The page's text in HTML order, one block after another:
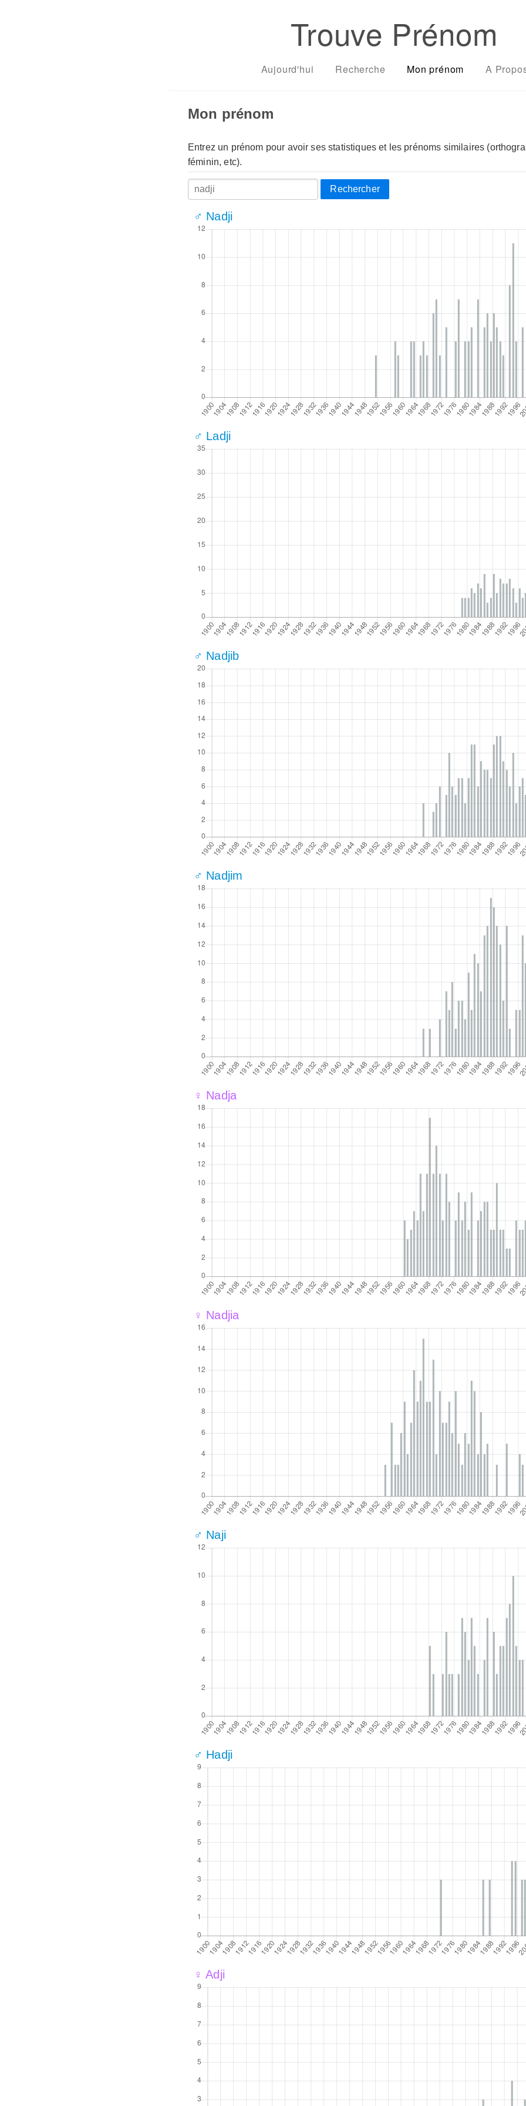
Trouve Prénom
Aujourd'hui Recherche Mon prénom A
Mon prénom
Entrez un prénom pour avoir ses statistiques et les prénoms similaires
féminin, etc).
Rechercher
♂ Nadji
♂ Ladji
♂ Nadjib
♂ Nadjim
♀ Nadja
♀ Nadjia
♂ Naji
♂ Hadji
♀ Adji